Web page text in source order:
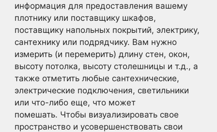
информация для предоставления вашему
плотнику или поставщику шкафов,
поставщику напольных покрытий, электрику,
сантехнику или подрядчику. Вам нужно
измерить (и перемерить) длину стен, окон,
высоту потолка, высоту столешницы и т.д., а
также отметить любые сантехнические,
электрические подключения, светильники
или что-либо еще, что может
помешать. Чтобы визуализировать свое
пространство и усовершенствовать свои